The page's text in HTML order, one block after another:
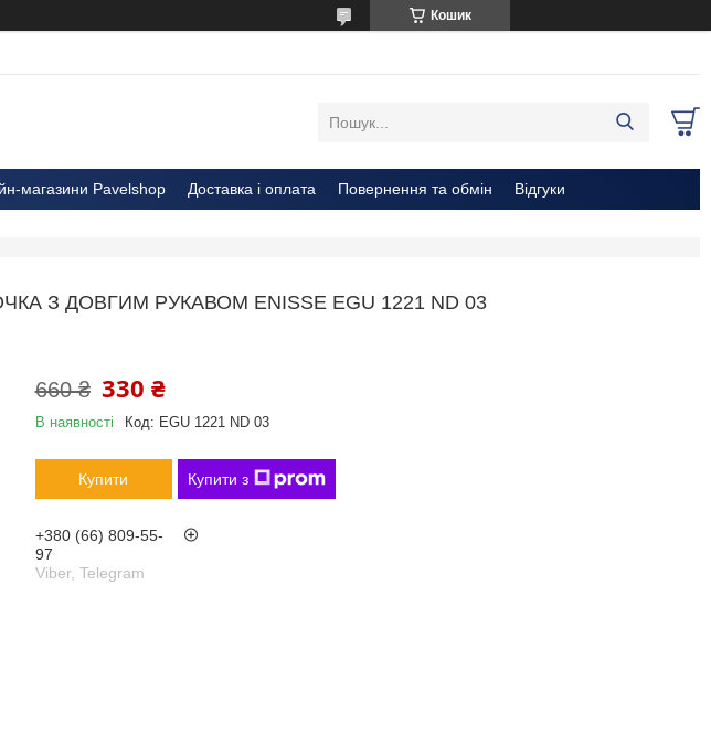
Кошик
магазини Pavelshop Доставка і оплата Повернення та обмін Відгуки
З ДОВГИМ РУКАВОМ ЕNISSE EGU 1221 ND 03
660 ₴ 330 ₴
В наявності Код: EGU 1221 ND 03
Купити Купити з
+380 (66) 809-55-
97
Viber, Telegram